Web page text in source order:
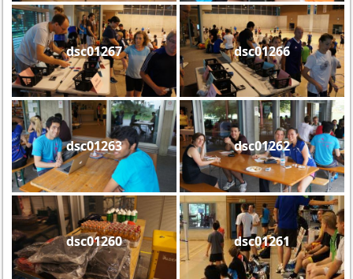
dsc01267 dsc01266
dsc01263 dsc01262
dsc01260 dsc01261